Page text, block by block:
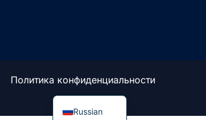
Политика конфиденциальности
Russian